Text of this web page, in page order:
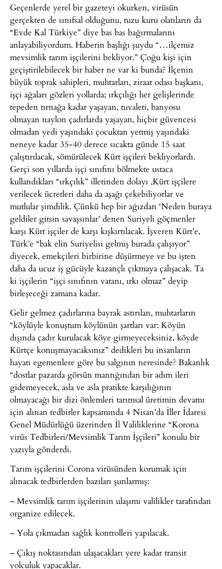
Geçenlerde yerel bir gazeteyi okurken, virüsün
gerçekten de sınıfsal olduğunu, tuzu kuru olanların da
“Evde Kal Türkiye” diye bas bas bağırmalarını
anlayabiliyordum. Haberin başlığı şuydu “…ilçemiz
mevsimlik tarım işçilerini bekliyor.” Çoğu kişi için
geçiştirilebilecek bir haber ne var ki bunda? İlçenin
büyük toprak sahipleri, muhtarları, ziraat odası başkanı,
işçi ağaları gözleri yollarda; ırkçılığı her gelişlerinde
tepeden tırnağa kadar yaşayan, tuvaleti, banyosu
olmayan naylon çadırlarda yaşayan, hiçbir güvencesi
olmadan yedi yaşındaki çocuktan yetmiş yaşındaki
neneye kadar 35-40 derece sıcakta günde 15 saat
çalıştırılacak, sömürülecek Kürt işçileri bekliyorlardı.
Gerçi son yıllarda işçi sınıfını bölmekte ustaca
kullandıkları “ırkçılık” illetinden dolayı ,Kürt işçilere
verilecek ücretleri daha da aşağı çekebiliyorlar ve
mutlular şimdilik. Çünkü hep bir ağızdan ‘Neden buraya
geldiler gitsin savaşsınlar’ denen Suriyeli göçmenler
karşı Kürt işçiler de karşı kışkırtılacak. İşveren Kürt’e,
Türk’e “bak elin Suriyelisi gelmiş burada çalışıyor”
diyecek, emekçileri birbirine düşürmeye ve bu işten
daha da ucuz iş gücüyle kazançlı çıkmaya çalışacak. Ta
ki işçilerin “işçi sınıfının vatanı, ırkı olmaz” deyip
birleşeceği zamana kadar.
Gelir gelmez çadırlarına bayrak astırılan, muhtarların
“köylüyle konuştum köylünün şartları var: Köyün
dışında çadır kurulacak köye girmeyeceksiniz, köyde
Kürtçe konuşmayacaksınız” dedikleri bu insanların
hayatı egemenlere göre bu salgının neresinde? Bakanlık
“dostlar pazarda görsün mantığından bir adım ileri
gidemeyecek, asla ve asla pratikte karşılığının
olmayacağı bir dizi önlemleri tarımsal üretimin devamı
için alınan tedbirler kapsamında 4 Nisan’da İller İdaresi
Genel Müdürlüğü üzerinden İl Valiliklerine “Korona
virüs Tedbirleri/Mevsimlik Tarım İşçileri” konulu bir
yazıyla gönderdi.
Tarım işçilerini Corona virüsünden korumak için
alınacak tedbirlerden bazıları şunlarmış:
– Mevsimlik tarım işçilerinin ulaşımı valilikler tarafından
organize edilecek.
– Yola çıkmadan sağlık kontrolleri yapılacak.
– Çıkış noktasından ulaşacakları yere kadar transit
yolculuk yapacaklar.